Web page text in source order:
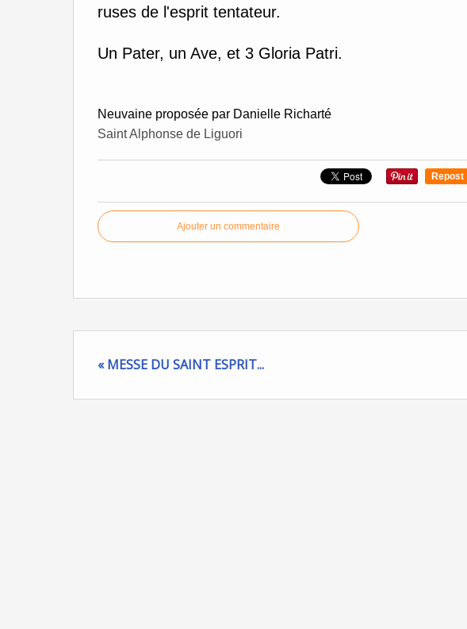
ruses de l'esprit tentateur.
Un Pater, un Ave, et 3 Gloria Patri.
Neuvaine proposée par Danielle Richarté
Saint Alphonse de Liguori
Repost
Ajouter un commentaire
« MESSE DU SAINT ESPRIT...